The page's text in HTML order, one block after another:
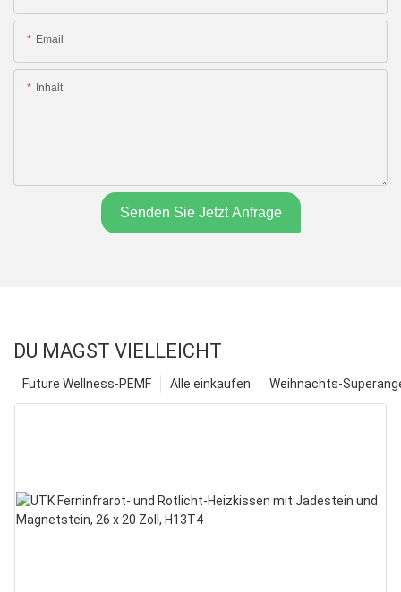
Email
Inhalt
Senden Sie Jetzt Anfrage
DU MAGST VIELLEICHT
Weihnachts-
Alle einkaufen
Future Wellness-PEMF